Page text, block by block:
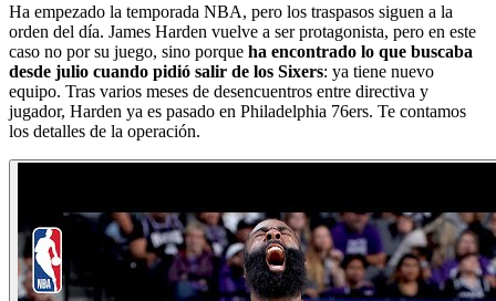
Ha empezado la temporada NBA, pero los traspasos siguen a la
orden del día. James Harden vuelve a ser protagonista, pero en este
caso no por su juego, sino porque ha encontrado lo que buscaba
desde julio cuando pidió salir de los Sixers: ya tiene nuevo
equipo. Tras varios meses de desencuentros entre directiva y
jugador, Harden ya es pasado en Philadelphia 76ers. Te contamos
los detalles de la operación.